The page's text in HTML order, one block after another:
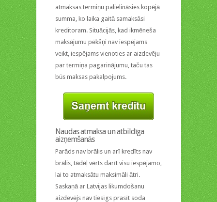
atmaksas termiņu palielināsies kopējā
summa, ko laika gaitā samaksāsi
kreditoram. Situācijās, kad ikmēneša
maksājumu pēkšņi nav iespējams
veikt, iespējams vienoties ar aizdevēju
par termiņa pagarinājumu, taču tas
būs maksas pakalpojums.
Naudas atmaksa un atbildīga
aizņemšanās
Parāds nav brālis un arī kredīts nav
brālis, tādēļ vērts darīt visu iespējamo,
lai to atmaksātu maksimāli ātri.
Saskaņā ar Latvijas likumdošanu
aizdevējs nav tiesīgs prasīt soda